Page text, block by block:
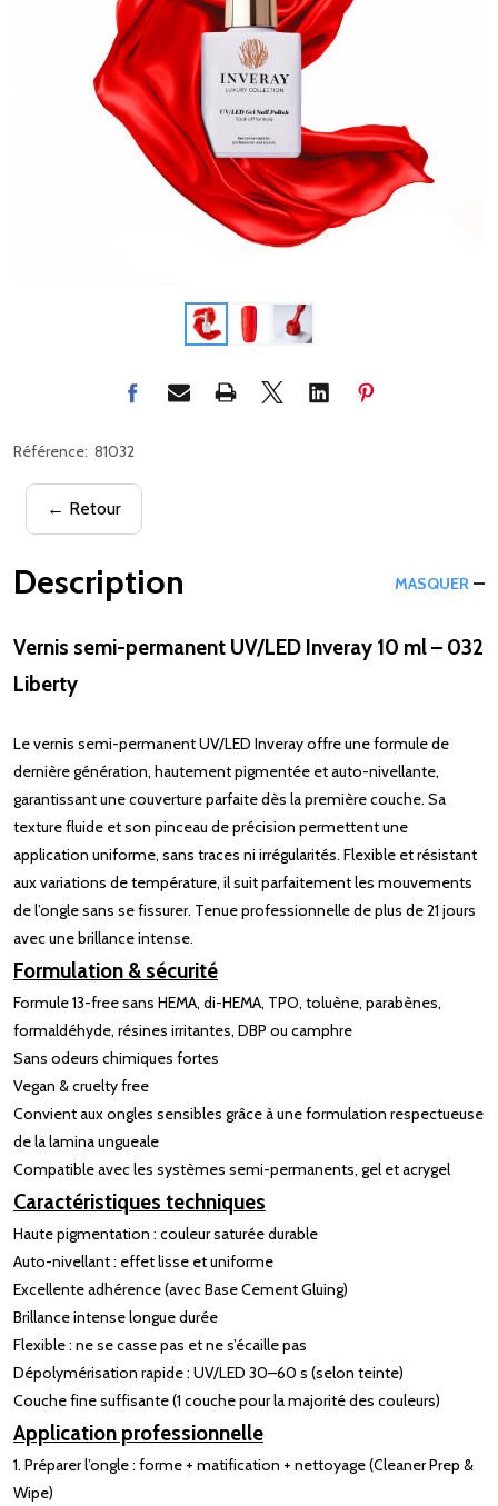
Référence: 81032
← Retour
Description MASQUER
Vernis semi-permanent UV/LED Inveray 10 ml – 032
Liberty
Le vernis semi-permanent UV/LED Inveray offre une formule de
dernière génération, hautement pigmentée et auto-nivellante,
garantissant une couverture parfaite dès la première couche. Sa
texture fluide et son pinceau de précision permettent une
application uniforme, sans traces ni irrégularités. Flexible et résistant
aux variations de température, il suit parfaitement les mouvements
de l’ongle sans se fissurer. Tenue professionnelle de plus de 21 jours
avec une brillance intense.
Formulation & sécurité
Formule 13-free sans HEMA, di-HEMA, TPO, toluène, parabènes,
formaldéhyde, résines irritantes, DBP ou camphre
Sans odeurs chimiques fortes
Vegan & cruelty free
Convient aux ongles sensibles grâce à une formulation respectueuse
de la lamina ungueale
Compatible avec les systèmes semi-permanents, gel et acrygel
Caractéristiques techniques
Haute pigmentation : couleur saturée durable
Auto-nivellant : effet lisse et uniforme
Excellente adhérence (avec Base Cement Gluing)
Brillance intense longue durée
Flexible : ne se casse pas et ne s’écaille pas
Dépolymérisation rapide : UV/LED 30–60 s (selon teinte)
Couche fine suffisante (1 couche pour la majorité des couleurs)
Application professionnelle
1. Préparer l’ongle : forme + matification + nettoyage (Cleaner Prep &
Wipe)